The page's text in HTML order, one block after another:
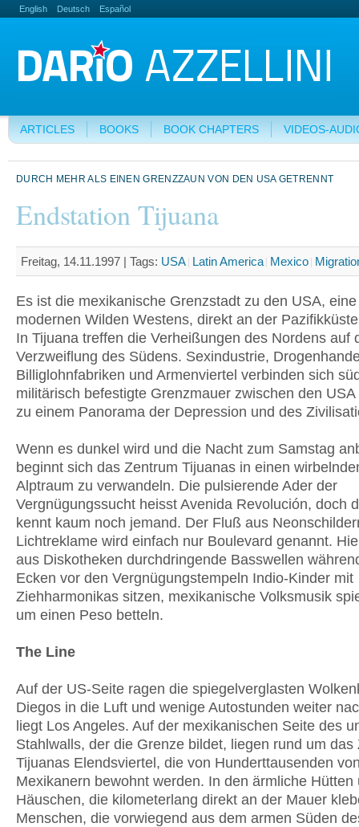
English Deutsch Español
ARTICLES BOOKS BOOK CHAPTERS VIDEOS-
DURCH MEHR ALS EINEN GRENZZAUN VON DEN USA GETRENNT
Endstation Tijuana
Freitag, 14.11.1997 | Tags: USA Latin America Mexico
Es ist die mexikanische Grenzstadt zu den USA,
modernen Wilden Westens, direkt an der
In Tijuana treffen die Verheißungen des Nordens auf
Verzweiflung des Südens. Sexindustrie,
Billiglohnfabriken und Armenviertel verbinden sich
militärisch befestigte Grenzmauer zwischen den
zu einem Panorama der Depression und des
Wenn es dunkel wird und die Nacht zum Samstag
beginnt sich das Zentrum Tijuanas in einen
Alptraum zu verwandeln. Die pulsierende Ader der
Vergnügungssucht heisst Avenida Revolución, doch
kennt kaum noch jemand. Der Fluß aus
Lichtreklame wird einfach nur Boulevard genannt.
aus Diskotheken durchdringende Basswellen
Ecken vor den Vergnügungstempeln Indio-Kinder mit
Ziehharmonikas sitzen, mexikanische Volksmusik
um einen Peso betteln.
The Line
Auf der US-Seite ragen die spiegelverglasten
Diegos in die Luft und wenige Autostunden weiter
liegt Los Angeles. Auf der mexikanischen Seite des
Stahlwalls, der die Grenze bildet, liegen rund um das
Tijuanas Elendsviertel, die von Hunderttausenden
Mexikanern bewohnt werden. In den ärmliche Hütten
Häuschen, die kilometerlang direkt an der Mauer
Menschen, die vorwiegend aus dem armen Süden